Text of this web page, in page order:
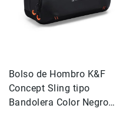
Accesorios
Baterías
de
Memoria
y
Medios
Bolso de Hombro K&F
Concept Sling tipo
Bandolera Color Negro